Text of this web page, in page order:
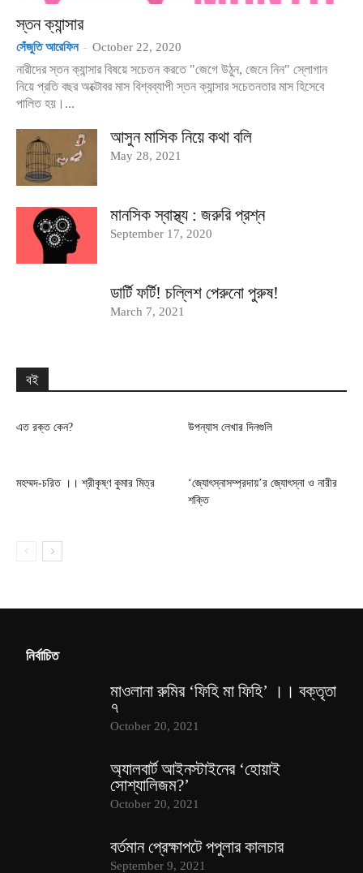
স্তন ক্যান্সার
সেঁজুতি আরেফিন - October 22, 2020
নারীদের স্তন ক্যান্সার বিষয়ে সচেতন করতে "জেগে উঠুন, জেনে নিন" স্লোগান
নিয়ে প্রতি বছর অক্টোবর মাস বিশ্বব্যাপী স্তন ক্যান্সার সচেতনতার মাস হিসেবে
পালিত হয়।...
আসুন মাসিক নিয়ে কথা বলি
May 28, 2021
মানসিক স্বাস্থ্য : জরুরি প্রশ্ন
September 17, 2020
ডার্টি ফর্টি! চল্লিশ পেরুনো পুরুষ!
March 7, 2021
বই
এত রক্ত কেন? উপন্যাস লেখার দিনগুলি
মহম্মদ-চরিত ।। শ্রীকৃষ্ণ কুমার মিত্র
‘জ্যোৎস্নাসম্প্রদায়’র জ্যোৎস্না ও নারীর
শক্তি
নির্বাচিত
মাওলানা রুমির ‘ফিহি মা ফিহি’ ।। বক্তৃতা
৭
October 20, 2021
অ্যালবার্ট আইনস্টাইনের ‘হোয়াই
সোশ্যালিজম?’
October 20, 2021
বর্তমান প্রেক্ষাপটে পপুলার কালচার
September 9, 2021